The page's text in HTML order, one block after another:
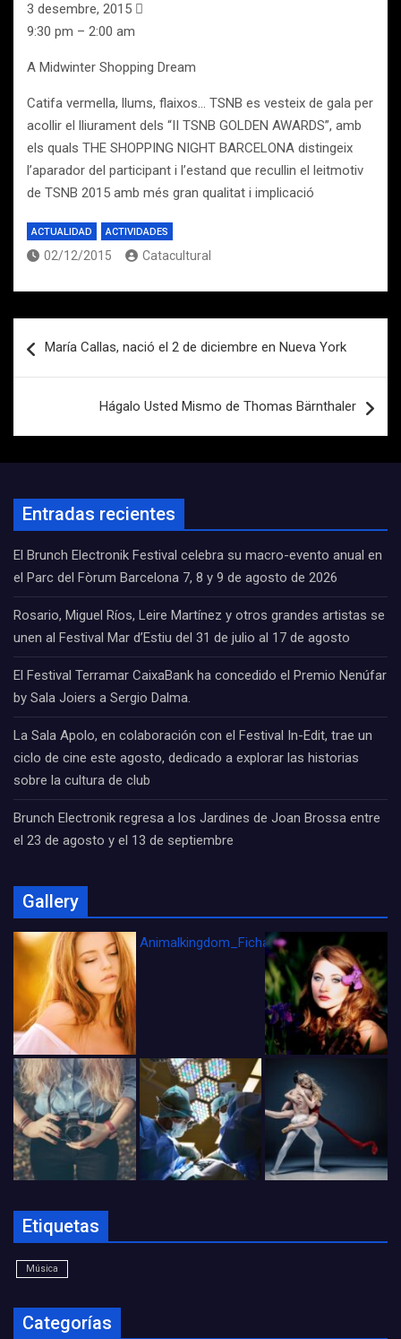
3 desembre, 2015 
9:30 pm – 2:00 am
A Midwinter Shopping Dream
Catifa vermella, llums, flaixos… TSNB es vesteix de gala per
acollir el lliurament dels “II TSNB GOLDEN AWARDS”, amb
els quals THE SHOPPING NIGHT BARCELONA distingeix
l’aparador del participant i l’estand que recullin el leitmotiv
de TSNB 2015 amb més gran qualitat i implicació
ACTUALIDAD ACTIVIDADES
02/12/2015 Catacultural
de
María Callas, nació el 2 de diciembre en Nueva York
Hágalo Usted Mismo de Thomas Bärnthaler
Entradas recientes
El Brunch Electronik Festival celebra su macro-evento anual en
el Parc del Fòrum Barcelona 7, 8 y 9 de agosto de 2026
Rosario, Miguel Ríos, Leire Martínez y otros grandes artistas se
unen al Festival Mar d’Estiu del 31 de julio al 17 de agosto
El Festival Terramar CaixaBank ha concedido el Premio Nenúfar
by Sala Joiers a Sergio Dalma.
La Sala Apolo, en colaboración con el Festival In-Edit, trae un
ciclo de cine este agosto, dedicado a explorar las historias
sobre la cultura de club
Brunch Electronik regresa a los Jardines de Joan Brossa entre
el 23 de agosto y el 13 de septiembre
Gallery
Animalkingdom_FichaCine
Etiquetas
Música
Categorías